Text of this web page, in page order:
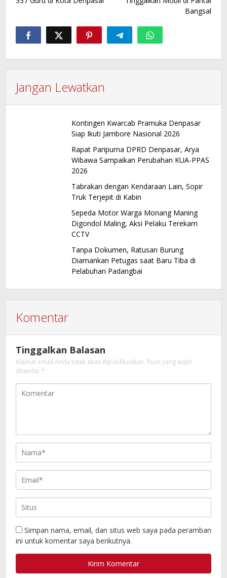
Bangsal
Jangan Lewatkan
Kontingen Kwarcab Pramuka Denpasar
Siap Ikuti Jambore Nasional 2026
Rapat Paripurna DPRD Denpasar, Arya
Wibawa Sampaikan Perubahan KUA-PPAS
2026
Tabrakan dengan Kendaraan Lain, Sopir
Truk Terjepit di Kabin
Sepeda Motor Warga Monang Maning
Digondol Maling, Aksi Pelaku Terekam
CCTV
Tanpa Dokumen, Ratusan Burung
Diamankan Petugas saat Baru Tiba di
Pelabuhan Padangbai
Komentar
Tinggalkan Balasan
Alamat email Anda tidak akan dipublikasikan. Ruas yang wajib
ditandai *
Simpan nama, email, dan situs web saya pada peramban
ini untuk komentar saya berikutnya.